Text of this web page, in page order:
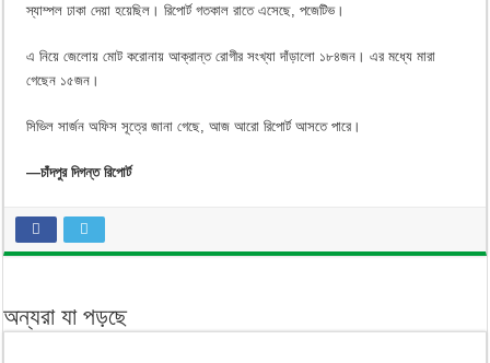
স্যাম্পল ঢাকা দেয়া হয়েছিল। রিপোর্ট গতকাল রাতে এসেছে, পজেটিভ।
এ নিয়ে জেলোয় মোট করোনায় আক্রান্ত রোগীর সংখ্যা দাঁড়ালো ১৮৪জন। এর মধ্যে মারা
গেছেন ১৫জন।
সিভিল সার্জন অফিস সূত্রে জানা গেছে, আজ আরো রিপোর্ট আসতে পারে।
—চাঁদপুর দিগন্ত রিপোর্ট
অন্যরা যা পড়ছে